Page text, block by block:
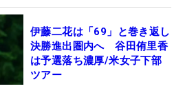
伊藤二花は「69」と巻き返し
決勝進出圏内へ 谷田侑里香
は予選落ち濃厚/米女子下部
ツアー